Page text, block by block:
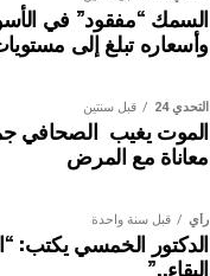
السمك “مفقود” في
وأسعاره تبلغ إلى
التحدي 24 قبل سنتين
الموت يغيب الصحافي
معاناة مع المرض
رأي قبل سنة واحدة
الدكتور الخمسي يكتب:
البقاء..”